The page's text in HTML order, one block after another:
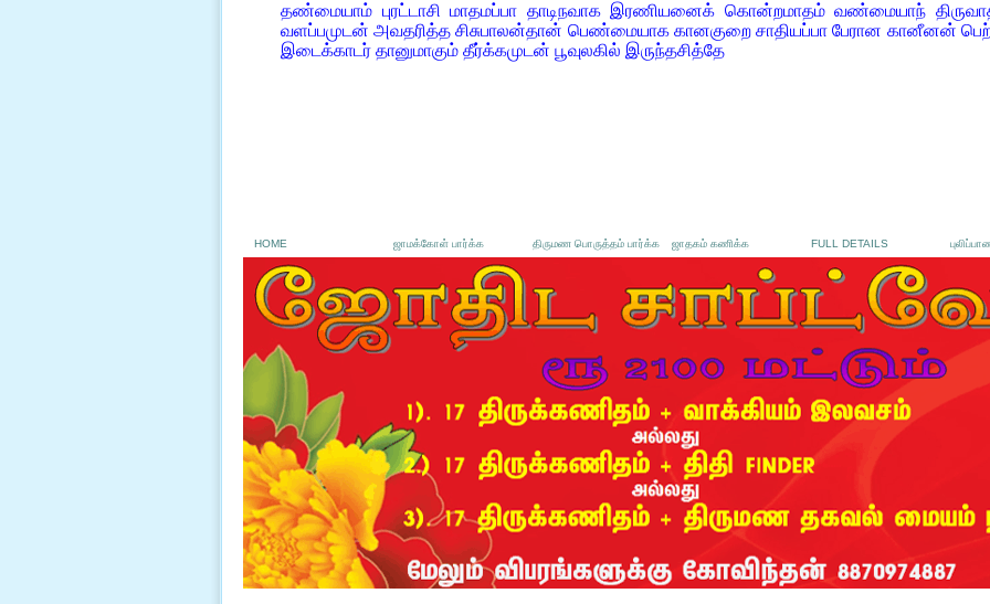
தண்மையாம் புரட்டாசி மாதமப்பா தாடிநவாக இரணியனைக் கொன்றமாதம் வண்மையாந்
வளப்பமுடன் அவதரித்த சிசுபாலன்தான் பெண்மையாக கானகுறை சாதியப்பா பேரான கானீனன்
இடைக்காடர் தானுமாகும் தீர்க்கமுடன் பூவுலகில் இருந்தசித்தே
HOME ஜாமக்கோள் பார்க்க திருமண பொருத்தம் பார்க்க ஜாதகம் கணிக்க FULL DETAILS